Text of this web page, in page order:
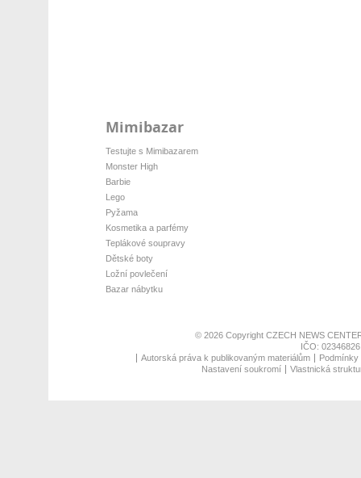
Mimibazar
Testujte s Mimibazarem
Monster High
Barbie
Lego
Pyžama
Kosmetika a parfémy
Teplákové soupravy
Dětské boty
Ložní povlečení
Bazar nábytku
© 2026 Copyright CZECH NEWS
IČO:
Autorská práva k publikovaným materiálům
Nastavení soukromí
Vlastnická